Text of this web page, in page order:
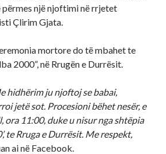
përmes një njoftimi në rrjetet
Çlirim Gjata.
mortore do të mbahet te
2000”, në Rrugën e Durrësit.
hidhërim ju njoftoj se babai,
jetë sot. Procesioni bëhet nesër, e
ora 11:00, duke u nisur nga shtëpia
te Rruga e Durrësit. Me respekt,
ai në Facebook.